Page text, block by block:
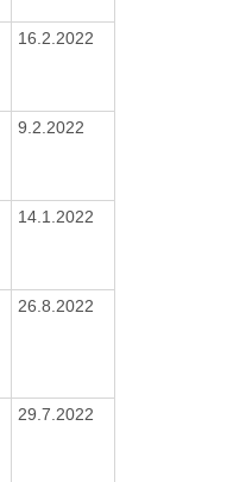
16.2.2022
9.2.2022
14.1.2022
26.8.2022
29.7.2022